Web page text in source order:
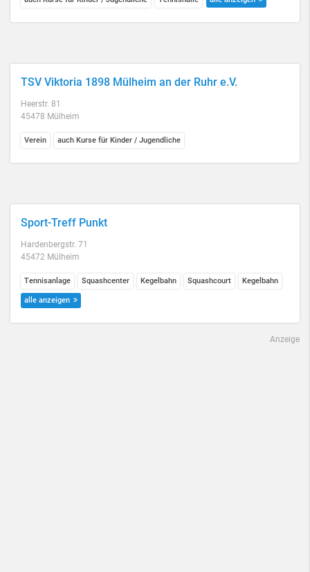
TSV Viktoria 1898 Mülheim an der Ruhr e.V.
Heerstr. 81
45478 Mülheim
Verein auch Kurse für Kinder / Jugendliche
Sport-Treff Punkt
Hardenbergstr. 71
45472 Mülheim
Tennisanlage Squashcenter Kegelbahn Squashcourt Kegelbahn
alle anzeigen
Anzeige